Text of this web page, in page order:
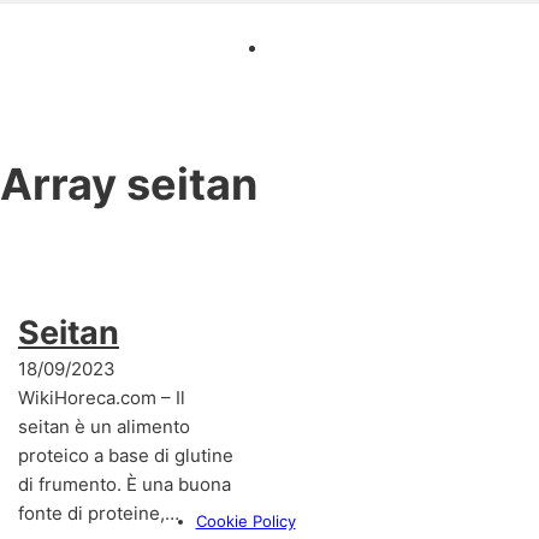
Array seitan
Seitan
18/09/2023
WikiHoreca.com – Il
seitan è un alimento
proteico a base di glutine
di frumento. È una buona
fonte di proteine,…
Cookie Policy